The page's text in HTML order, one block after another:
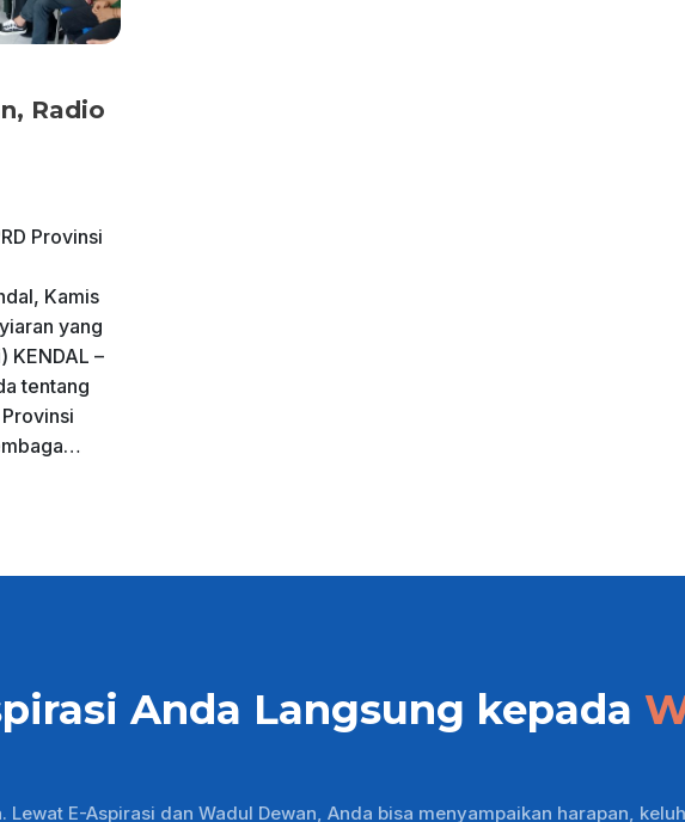
Radio
Provinsi
Kamis
yang
KENDAL –
tentang
Anda Langsung kepada
E-Aspirasi dan Wadul Dewan, Anda bisa menyampaikan harapan,